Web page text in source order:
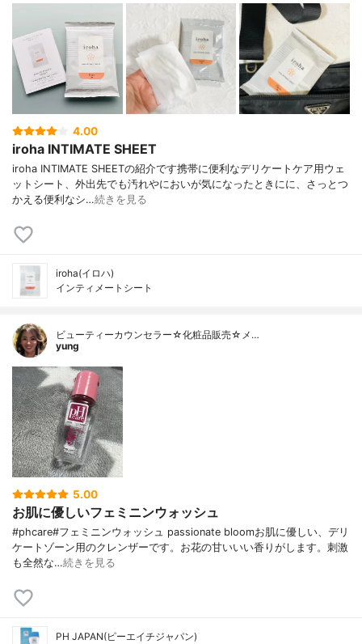
4.00
iroha INTIMATE SHEET
iroha INTIMATE SHEETの紹介です携帯に便利なデリケートケア用ウェ
ットシート、外出先でも汚れやにおいが気になったときにに、さっとつ
かえる便利なシ…続きを見る
iroha(イロハ)
インティメートシート
ビューティーカウンセラー☆化粧品販売☆メ…
yung
5.00
お肌に優しいフェミニンウォッシュ
#phcare#フェミニンウォッシュ passionate bloomお肌に優しい、デリ
ケートゾーン用のクレンザーです。お花の甘いいい香りがします。刺激
も全然な…続きを見る
PH JAPAN(ピーエイチジャパン)